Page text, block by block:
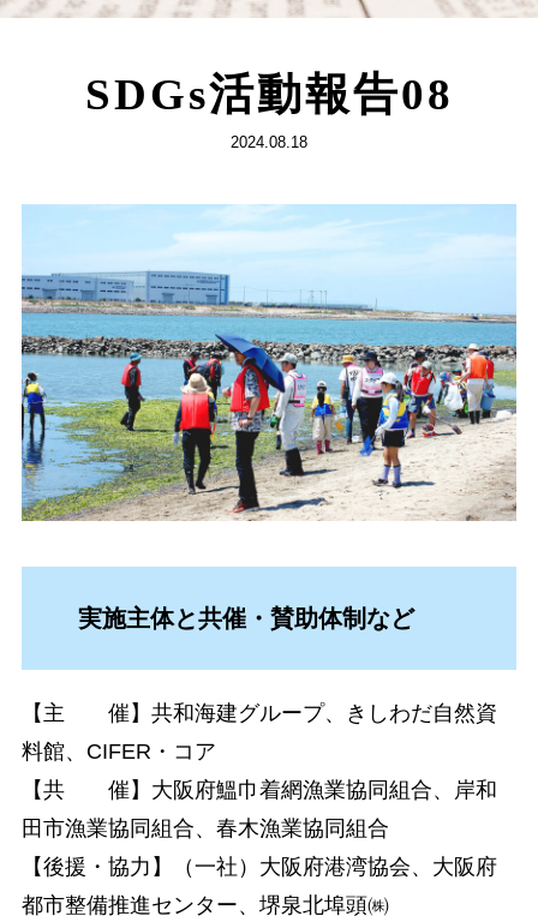
SDGs活動報告08
2024.08.18
実施主体と共催・賛助体制など
【主 催】共和海建グループ、きしわだ自然資
料館、CIFER・コア
【共 催】大阪府鰮巾着網漁業協同組合、岸和
田市漁業協同組合、春木漁業協同組合
【後援・協力】（一社）大阪府港湾協会、大阪府
都市整備推進センター、堺泉北埠頭㈱